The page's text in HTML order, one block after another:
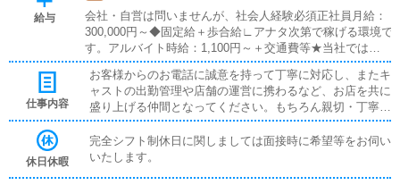
給与
会社・自営は問いませんが、社会人経験必須正社員月給：
300,000円～◆固定給＋歩合給∟アナタ次第で稼げる環境で
す。アルバイト時給：1,100円～＋交通費等★当社では多種
多様な給与体形を用意しております！必ず貴方の希望や条
件に合う金額を掲示致しますので、一度お問い合わせくだ
さいませ。
仕事内容
お客様からのお電話に誠意を持って丁寧に対応し、またキ
ャストの出勤管理や店舗の運営に携わるなど、お店を共に
盛り上げる仲間となってください。もちろん親切・丁寧に
指導させて頂きます。ご安心ください！
休日休暇
完全シフト制休日に関しましては面接時に希望等をお伺い
いたします。